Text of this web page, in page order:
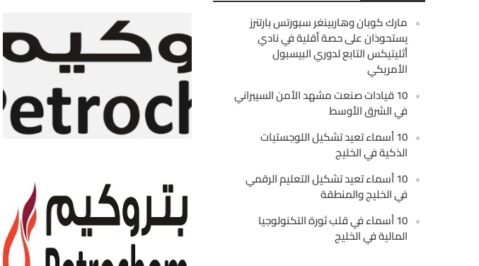
مارك كوبان وهاربينغر سبورتس بارتنرز
يستحوذان على حصة أقلية في نادي
أثليتيكس التابع لدوري البيسبول
الأمريكي
10 قيادات صنعت مشهد الأمن السيبراني
في الشرق الأوسط
10 أسماء تعيد تشكيل اللوجستيات
الذكية في الخليج
10 أسماء تعيد تشكيل التعليم الرقمي
في الخليج والمنطقة
10 أسماء في قلب ثورة التكنولوجيا
المالية في الخليج